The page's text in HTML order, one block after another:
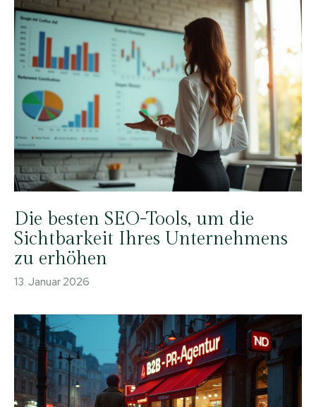
Die besten SEO-Tools, um die
Sichtbarkeit Ihres Unternehmens
zu erhöhen
13. Januar 2026